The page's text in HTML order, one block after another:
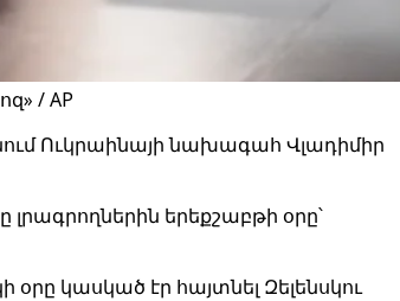
/ AP
Ուկրաինայի նախագահ Վլադիմիր
երեքշաբթի օրը՝
կասկած էր հայտնել Զելենսկու